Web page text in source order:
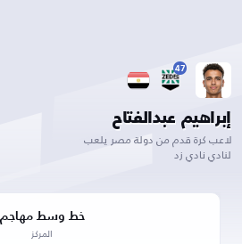
47
إبراهيم عبدالفتاح
لاعب كرة قدم من دولة مصر يلعب
لنادي نادي زد
خط وسط مهاجم
المركز